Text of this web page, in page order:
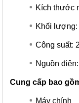
Kích thước
Khối lượng:
Công suất:
Nguồn
Cung cấp bao
Máy chính